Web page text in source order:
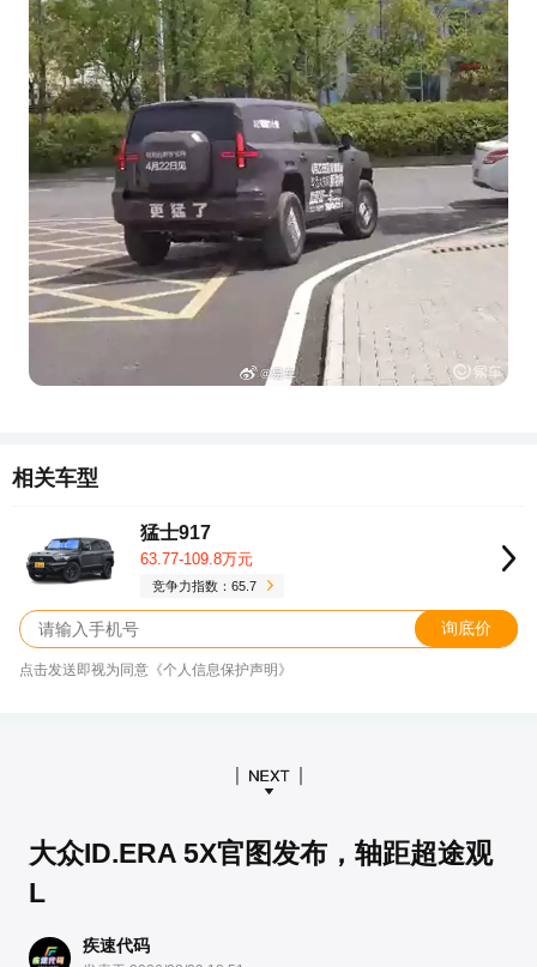
相关车型
猛士917
63.77-109.8万元
竞争力指数：65.7
询底价
点击发送即视为同意《个人信息保护声明》
大众ID.ERA 5X官图发布，轴距超途观
L
疾速代码